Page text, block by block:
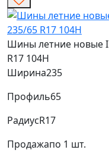
Шины летние новые
R17 104H
Ширина235
Профиль65
РадиусR17
Продажапо 1 шт.